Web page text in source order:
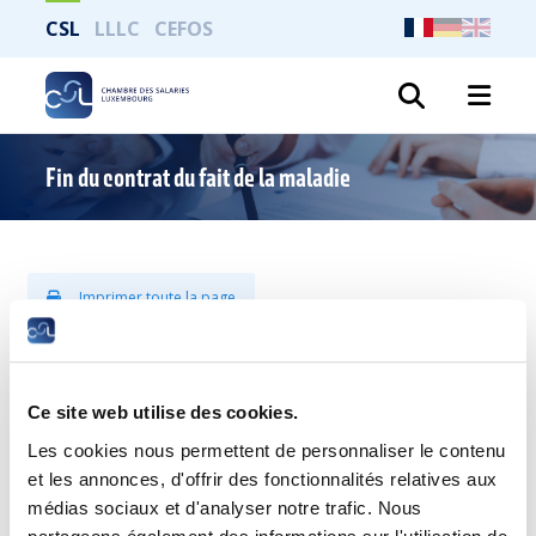
Ce site web utilise des cookies.
Les cookies nous permettent de personnaliser le contenu
et les annonces, d'offrir des fonctionnalités relatives aux
médias sociaux et d'analyser notre trafic. Nous
CSL LLLC CEFOS
Fin du contrat du fait de la maladie
Imprimer toute la page
prolongée sur le contrat de travail ?
Le contrat de travail du salarié cesse de plein droit le jour de
l’épuisement de ses droits à l’indemnité pécuniaire de maladie
qui lui est accordée conformément aux dispositions du Code